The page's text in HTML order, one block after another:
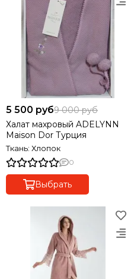
5 500 руб9 000 руб
Халат махровый ADELYNN
Maison Dor Турция
Ткань: Хлопок
0
Выбрать